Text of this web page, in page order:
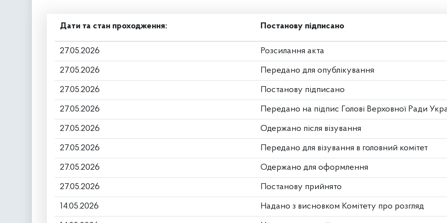
Дати та стан проходження: Постанову підписано
27.05.2026 Розсилання акта
27.05.2026 Передано для опублікування
27.05.2026 Постанову підписано
27.05.2026 Передано на підпис Голові Верховної Ради
27.05.2026 Одержано після візування
27.05.2026 Передано для візування в головний комітет
27.05.2026 Одержано для оформлення
27.05.2026 Постанову прийнято
14.05.2026 Надано з висновком Комітету про розгляд